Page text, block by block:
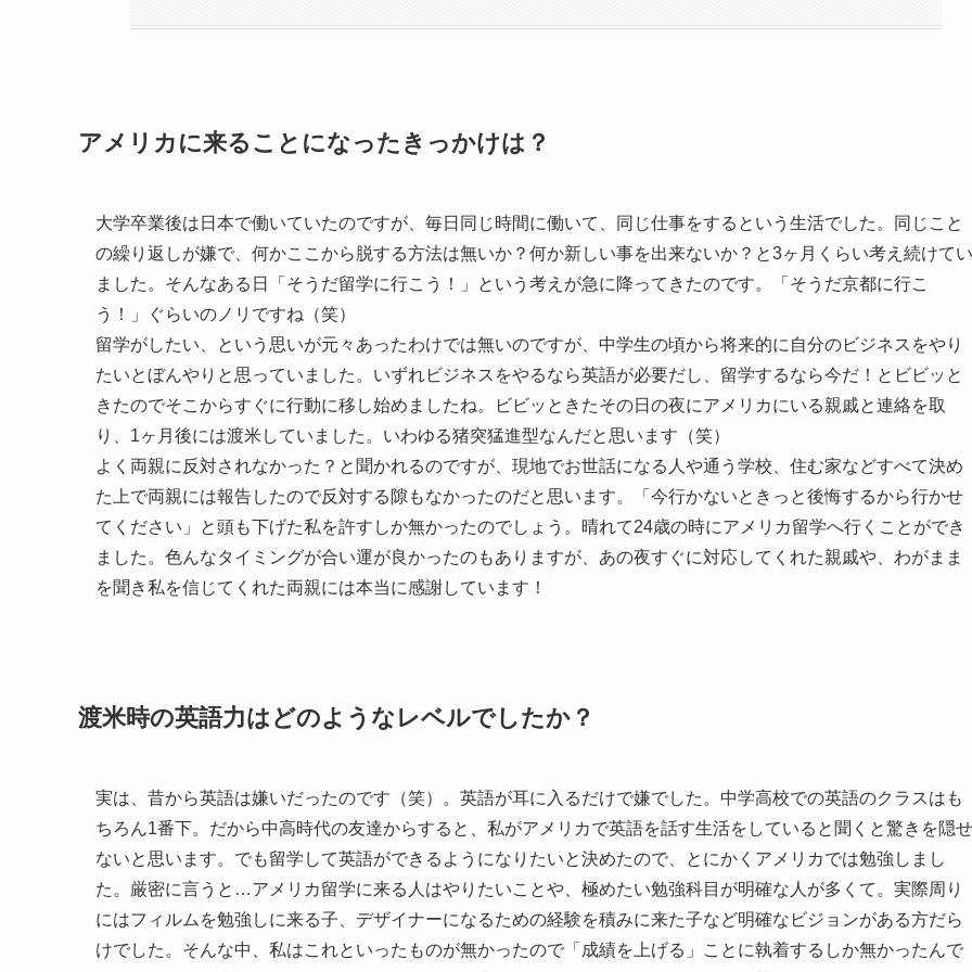
アメリカに来ることになったきっかけは？
大学卒業後は日本で働いていたのですが、毎日同じ時間に働いて、同じ仕事をするという生活でした。同じこと
の繰り返しが嫌で、何かここから脱する方法は無いか？何か新しい事を出来ないか？と3ヶ月くらい考え続けてい
ました。そんなある日「そうだ留学に行こう！」という考えが急に降ってきたのです。「そうだ京都に行こ
う！」ぐらいのノリですね（笑）
留学がしたい、という思いが元々あったわけでは無いのですが、中学生の頃から将来的に自分のビジネスをやり
たいとぼんやりと思っていました。いずれビジネスをやるなら英語が必要だし、留学するなら今だ！とビビッと
きたのでそこからすぐに行動に移し始めましたね。ビビッときたその日の夜にアメリカにいる親戚と連絡を取
り、1ヶ月後には渡米していました。いわゆる猪突猛進型なんだと思います（笑）
よく両親に反対されなかった？と聞かれるのですが、現地でお世話になる人や通う学校、住む家などすべて決め
た上で両親には報告したので反対する隙もなかったのだと思います。「今行かないときっと後悔するから行かせ
てください」と頭も下げた私を許すしか無かったのでしょう。晴れて24歳の時にアメリカ留学へ行くことができ
ました。色んなタイミングが合い運が良かったのもありますが、あの夜すぐに対応してくれた親戚や、わがまま
を聞き私を信じてくれた両親には本当に感謝しています！
渡米時の英語力はどのようなレベルでしたか？
実は、昔から英語は嫌いだったのです（笑）。英語が耳に入るだけで嫌でした。中学高校での英語のクラスはも
ちろん1番下。だから中高時代の友達からすると、私がアメリカで英語を話す生活をしていると聞くと驚きを隠せ
ないと思います。でも留学して英語ができるようになりたいと決めたので、とにかくアメリカでは勉強しまし
た。厳密に言うと…アメリカ留学に来る人はやりたいことや、極めたい勉強科目が明確な人が多くて。実際周り
にはフィルムを勉強しに来る子、デザイナーになるための経験を積みに来た子など明確なビジョンがある方だら
けでした。そんな中、私はこれといったものが無かったので「成績を上げる」ことに執着するしか無かったんで